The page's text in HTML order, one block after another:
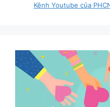
Kênh Youtube của